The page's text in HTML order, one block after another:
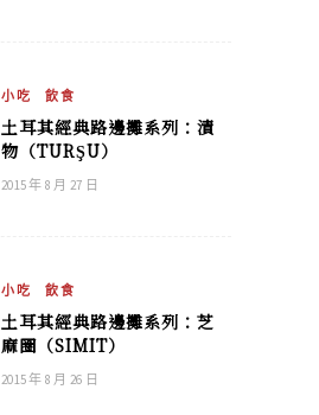
小吃 飲食
土耳其經典路邊攤系列：漬
物（TURŞU）
2015 年 8 月 27 日
小吃 飲食
土耳其經典路邊攤系列：芝
麻圈（SIMIT）
2015 年 8 月 26 日